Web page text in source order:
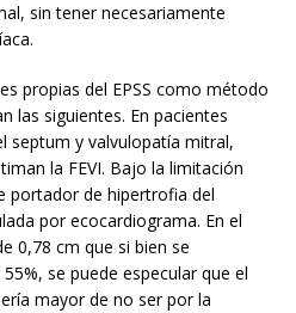
sin tener necesariamente
propias del EPSS como método
las siguientes. En pacientes
septum y valvulopatía mitral,
la FEVI. Bajo la limitación
portador de hipertrofia del
por ecocardiograma. En el
0,78 cm que si bien se
se puede especular que el
mayor de no ser por la